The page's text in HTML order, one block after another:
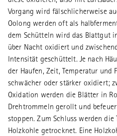
Vorgang wird fälschlicherweise
Oolong werden oft als
dem Schütteln wird das Blattgut
über Nacht oxidiert und
Intensität geschüttelt. Je nach
der Haufen, Zeit, Temperatur
schwächer oder stärker oxidiert;
Oxidation werden die Blätter in
Drehtrommeln gerollt und
stoppen. Zum Schluss werden die
Holzkohle getrocknet. Eine